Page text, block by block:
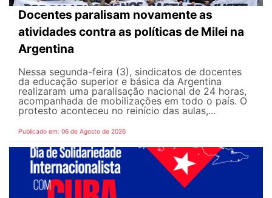
Docentes paralisam novamente as
atividades contra as políticas de Milei na
Argentina
Nessa segunda-feira (3), sindicatos de docentes
da educação superior e básica da Argentina
realizaram uma paralisação nacional de 24 horas,
acompanhada de mobilizações em todo o país. O
protesto aconteceu no reinício das aulas,...
Publicado em: 06 de Agosto de 2026